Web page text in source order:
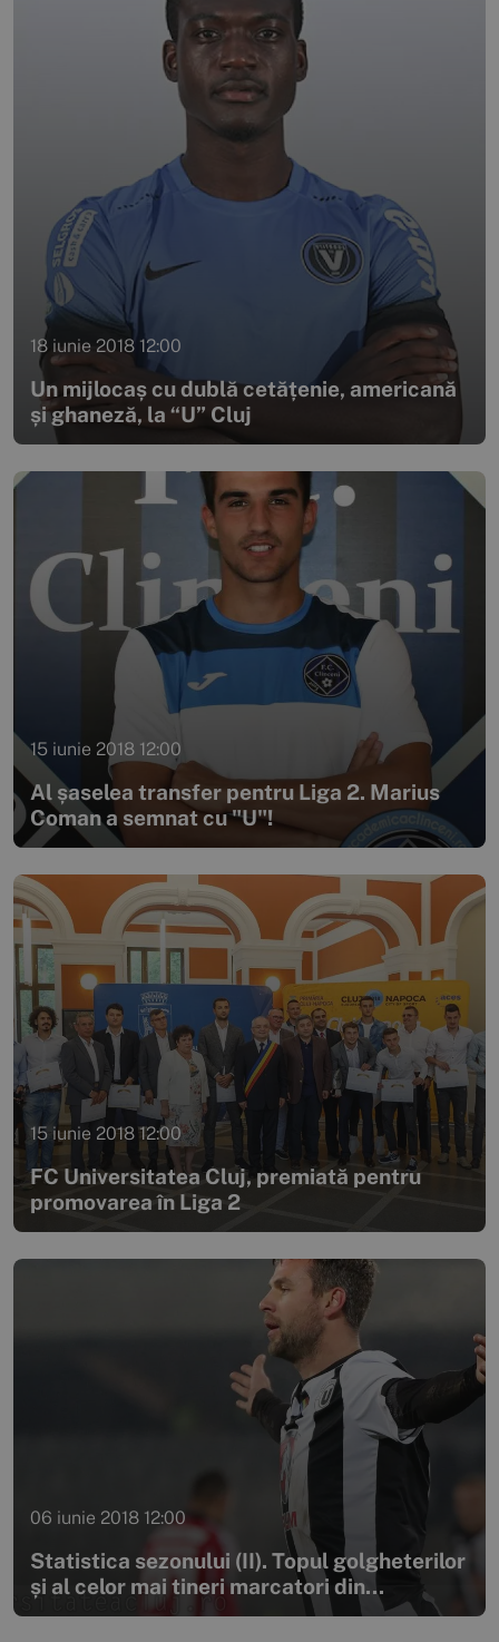
18 iunie 2018 12:00
Un mijlocaș cu dublă cetățenie, americană
și ghaneză, la “U” Cluj
15 iunie 2018 12:00
Al șaselea transfer pentru Liga 2. Marius
Coman a semnat cu "U"!
15 iunie 2018 12:00
FC Universitatea Cluj, premiată pentru
promovarea în Liga 2
06 iunie 2018 12:00
Statistica sezonului (II). Topul golgheterilor
și al celor mai tineri marcatori din...